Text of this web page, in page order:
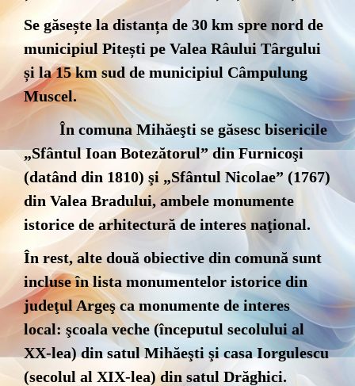
Se găsește la distanța de 30 km spre nord de
municipiul Pitești pe Valea Râului Târgului
și la 15 km sud de municipiul Câmpulung
Muscel.
În comuna Mihăeşti se găsesc bisericile
„Sfântul Ioan Botezătorul” din Furnicoşi
(datând din 1810) şi „Sfântul Nicolae” (1767)
din Valea Bradului, ambele monumente
istorice de arhitectură de interes naţional.
În rest, alte două obiective din comună sunt
incluse în lista monumentelor istorice din
judeţul Argeş ca monumente de interes
local: şcoala veche (începutul secolului al
XX-lea) din satul Mihăeşti şi casa Iorgulescu
(secolul al XIX-lea) din satul Drăghici.